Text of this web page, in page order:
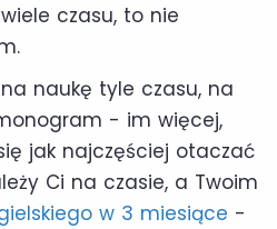
czasu, to nie
naukę tyle czasu, na
- im więcej,
jak najczęściej otaczać
Ci na czasie, a Twoim
w 3 miesiące -